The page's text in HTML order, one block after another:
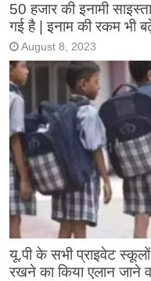
50 हजार की इनामी
गई है | इनाम की रकम भी
August 8, 2023
यू.पी के सभी प्राइवेट
रखने का किया एलान जाने